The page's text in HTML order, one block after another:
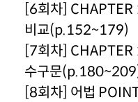
[6회차]
비교(p.152~179)
[7회차]
수구문
[8회차] 어법